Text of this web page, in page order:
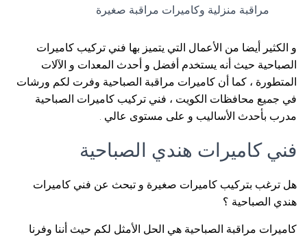
مراقبة منزلية وكاميرات مراقبة صغيرة
و الكثير أيضا من الأعمال التي يتميز بها فني تركيب كاميرات
الصباحية حيث أنه يستخدم أفضل و أحدث المعدات و الآلات
المتطورة ، كما أن كاميرات مراقبة الصباحية وفرت لكم ورشات
في جميع محافظات الكويت ، فني تركيب كاميرات الصباحية
مدرب بأحدث الأساليب و على مستوى عالي .
فني كاميرات هندي الصباحية
هل ترغب بتركيب كاميرات صغيرة و تبحث عن فني كاميرات
هندي الصباحية ؟
كاميرات مراقبة الصباحية هي الحل الأمثل لكم حيث أننا وفرنا